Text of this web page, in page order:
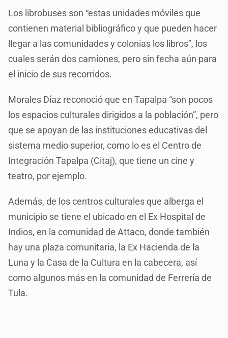
Los librobuses son “estas unidades móviles que
contienen material bibliográfico y que pueden hacer
llegar a las comunidades y colonias los libros”, los
cuales serán dos camiones, pero sin fecha aún para
el inicio de sus recorridos.
Morales Díaz reconoció que en Tapalpa “son pocos
los espacios culturales dirigidos a la población”, pero
que se apoyan de las instituciones educativas del
sistema medio superior, como lo es el Centro de
Integración Tapalpa (Citaj), que tiene un cine y
teatro, por ejemplo.
Además, de los centros culturales que alberga el
municipio se tiene el ubicado en el Ex Hospital de
Indios, en la comunidad de Attaco, donde también
hay una plaza comunitaria, la Ex Hacienda de la
Luna y la Casa de la Cultura en la cabecera, así
como algunos más en la comunidad de Ferrería de
Tula.